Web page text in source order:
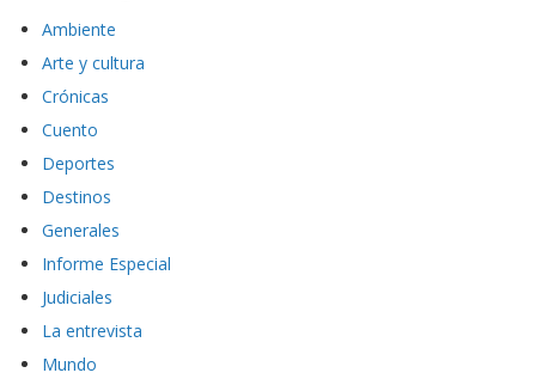
Ambiente
Arte y cultura
Crónicas
Cuento
Deportes
Destinos
Generales
Informe Especial
Judiciales
La entrevista
Mundo